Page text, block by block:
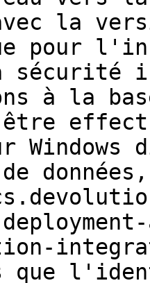
la
pour
sécurité
à la
que